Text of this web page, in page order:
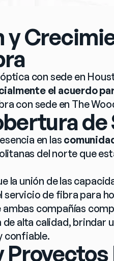
y
con sede en
el acuerdo
con sede en The
en las
del norte que
la unión de las
de fibra para
compañías
alta calidad, brindar
confiable.